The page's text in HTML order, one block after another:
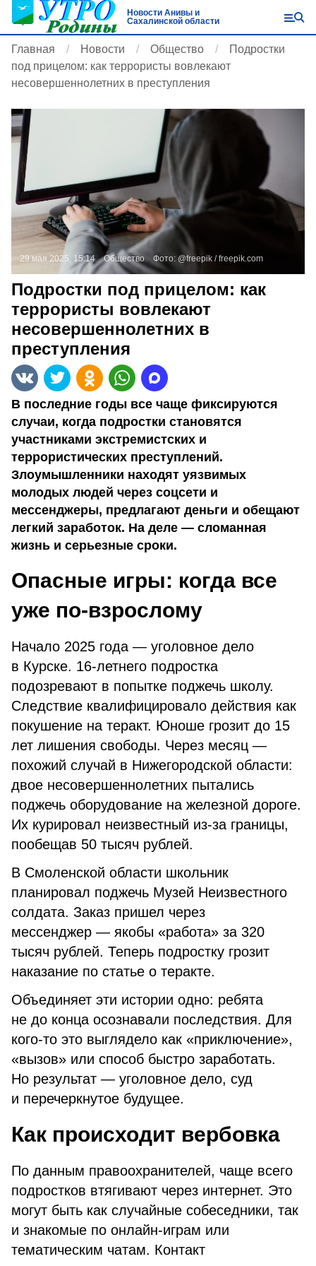
Новости Анивы и
Сахалинской области
Главная Новости Общество
Подростки
под прицелом: как террористы вовлекают
несовершеннолетних в преступления
29 мая 2025, 15:14 Общество Фото:@freepik /freepik.com
Подростки под прицелом: как
террористы вовлекают
несовершеннолетних в
преступления
В последние годы все чаще фиксируются
случаи, когда подростки становятся
участниками экстремистских и
террористических преступлений.
Злоумышленники находят уязвимых
молодых людей через соцсети и
мессенджеры, предлагают деньги и обещают
легкий заработок. На деле — сломанная
жизнь и серьезные сроки.
Опасные игры: когда все
уже по-взрослому
Начало 2025 года — уголовное дело
в Курске. 16-летнего подростка
подозревают в попытке поджечь школу.
Следствие квалифицировало действия как
покушение на теракт. Юноше грозит до 15
лет лишения свободы. Через месяц —
похожий случай в Нижегородской области:
двое несовершеннолетних пытались
поджечь оборудование на железной дороге.
Их курировал неизвестный из-за границы,
пообещав 50 тысяч рублей.
В Смоленской области школьник
планировал поджечь Музей Неизвестного
солдата. Заказ пришел через
мессенджер — якобы «работа» за 320
тысяч рублей. Теперь подростку грозит
наказание по статье о теракте.
Объединяет эти истории одно: ребята
не до конца осознавали последствия. Для
кого-то это выглядело как «приключение»,
«вызов» или способ быстро заработать.
Но результат — уголовное дело, суд
и перечеркнутое будущее.
Как происходит вербовка
По данным правоохранителей, чаще всего
подростков втягивают через интернет. Это
могут быть как случайные собеседники, так
и знакомые по онлайн-играм или
тематическим чатам. Контакт